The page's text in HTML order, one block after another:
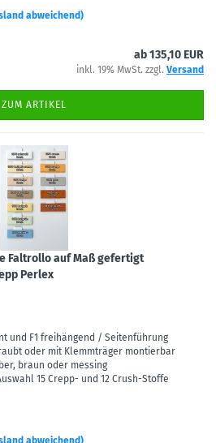
abweichend)
ab 135,10 EUR
inkl. 19% MwSt. zzgl. Versand
ZUM ARTIKEL
Faltrollo auf Maß gefertigt
Perlex
und F1 freihängend / Seitenführung
oder mit Klemmträger montierbar
braun oder messing
15 Crepp- und 12 Crush-Stoffe
abweichend)